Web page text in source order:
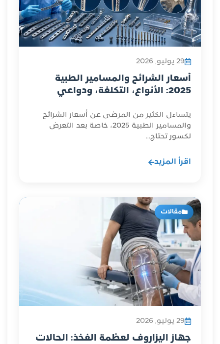
29 يوليو, 2026
أسعار الشرائح والمسامير الطبية
2025: الأنواع، التكلفة، ودواعي
يتساءل الكثير من المرضى عن أسعار الشرائح
والمسامير الطبية 2025، خاصة بعد التعرض
لكسور تحتاج...
اقرأ المزيد
مقالات
29 يوليو, 2026
جهاز اليزاروف لعظمة الفخذ: الحالات